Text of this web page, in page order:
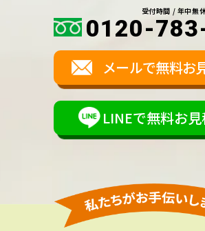
受付時間 / 年中無
0120-
メールで無料お
LINEで無料お見